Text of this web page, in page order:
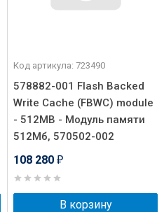
Код артикула: 723490
578882-001 Flash Backed
Write Cache (FBWC) module
- 512MB - Модуль памяти
512Мб, 570502-002
108 280 ₽
В корзину